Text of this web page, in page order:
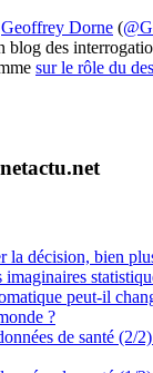
Geoffrey Dorne (
blog des
sur le rôle du
la décision, bien
peut-il
?
de santé (2/